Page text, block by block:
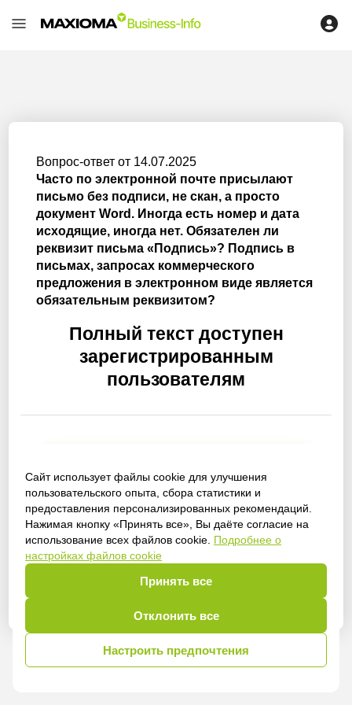
Сайт использует файлы cookie для улучшения
пользовательского опыта, сбора статистики и
предоставления персонализированных рекомендаций.
Нажимая кнопку «Принять все», Вы даёте согласие на
использование всех файлов cookie. Подробнее о
настройках файлов cookie
Принять все
Отклонить все
Настроить предпочтения
Вопрос-ответ от 14.07.2025
Часто по электронной почте присылают
письмо без подписи, не скан, а просто
документ Word. Иногда есть номер и дата
исходящие, иногда нет. Обязателен ли
реквизит письма «Подпись»? Подпись в
письмах, запросах коммерческого
предложения в электронном виде является
обязательным реквизитом?
Полный текст доступен
зарегистрированным
пользователям
Получить доступ
Войти